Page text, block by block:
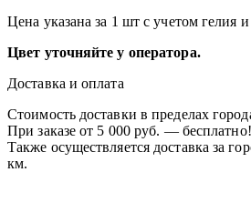
Цена указана за 1 шт с учетом гелия
Цвет уточняйте у оператора.
Доставка и оплата
Стоимость доставки в пределах
При заказе от 5 000 руб. — бесплатно!
Также осуществляется доставка за
км.